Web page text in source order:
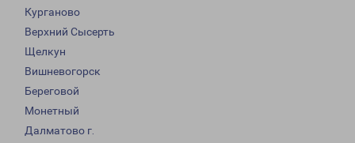
Курганово
Верхний Сысерть
Щелкун
Вишневогорск
Береговой
Монетный
Далматово г.